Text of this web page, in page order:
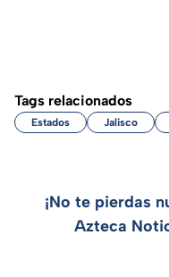
Tags relacionados
Estados Jalisco
¡No te pierdas
Azteca